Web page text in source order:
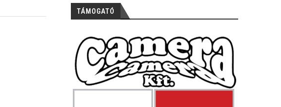
TÁMOGATÓ